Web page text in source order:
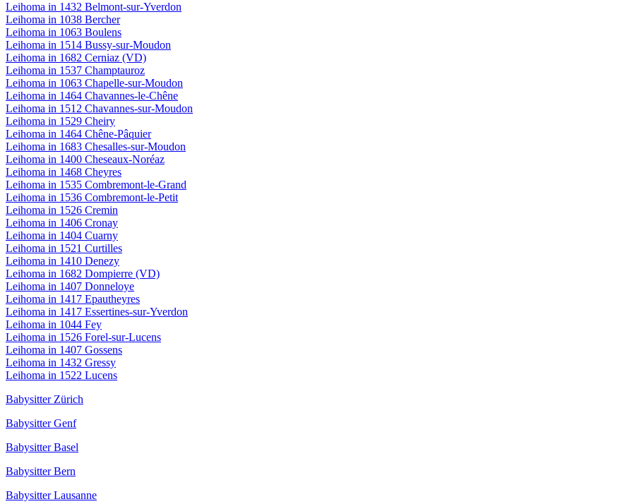
Leihoma in 1432 Belmont-sur-Yverdon
Leihoma in 1038 Bercher
Leihoma in 1063 Boulens
Leihoma in 1514 Bussy-sur-Moudon
Leihoma in 1682 Cerniaz (VD)
Leihoma in 1537 Champtauroz
Leihoma in 1063 Chapelle-sur-Moudon
Leihoma in 1464 Chavannes-le-Chêne
Leihoma in 1512 Chavannes-sur-Moudon
Leihoma in 1529 Cheiry
Leihoma in 1464 Chêne-Pâquier
Leihoma in 1683 Chesalles-sur-Moudon
Leihoma in 1400 Cheseaux-Noréaz
Leihoma in 1468 Cheyres
Leihoma in 1535 Combremont-le-Grand
Leihoma in 1536 Combremont-le-Petit
Leihoma in 1526 Cremin
Leihoma in 1406 Cronay
Leihoma in 1404 Cuarny
Leihoma in 1521 Curtilles
Leihoma in 1410 Denezy
Leihoma in 1682 Dompierre (VD)
Leihoma in 1407 Donneloye
Leihoma in 1417 Epautheyres
Leihoma in 1417 Essertines-sur-Yverdon
Leihoma in 1044 Fey
Leihoma in 1526 Forel-sur-Lucens
Leihoma in 1407 Gossens
Leihoma in 1432 Gressy
Leihoma in 1522 Lucens
Babysitter Zürich
Babysitter Genf
Babysitter Basel
Babysitter Bern
Babysitter Lausanne